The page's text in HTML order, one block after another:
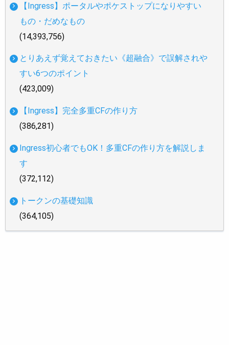
【Ingress】ポータルやポケストップになりやすい
もの・だめなもの
(14,393,756)
とりあえず覚えておきたい《超融合》で誤解されや
すい6つのポイント
(423,009)
【Ingress】完全多重CFの作り方
(386,281)
Ingress初心者でもOK！多重CFの作り方を解説しま
す
(372,112)
トークンの基礎知識
(364,105)